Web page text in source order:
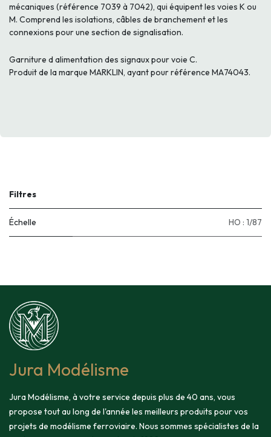
mécaniques (référence 7039 à 7042), qui équipent les voies K ou
M. Comprend les isolations, câbles de branchement et les
connexions pour une section de signalisation.
Garniture d alimentation des signaux pour voie C.
Produit de la marque MARKLIN, ayant pour référence MA74043.
Filtres
Échelle HO : 1/87
Jura Modélisme
Jura Modélisme, à votre service depuis plus de 40 ans, vous
propose tout au long de l'année les meilleurs produits pour vos
projets de modélisme ferroviaire. Nous sommes spécialistes de la